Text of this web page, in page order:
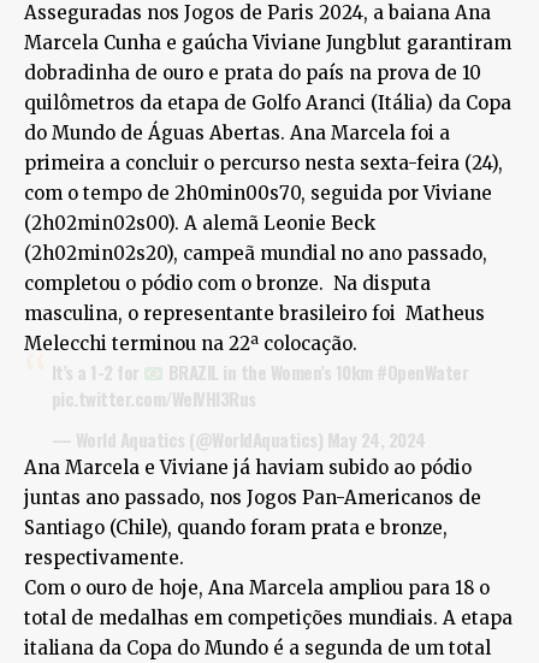
Asseguradas nos Jogos de Paris 2024, a baiana Ana
Marcela Cunha e gaúcha Viviane Jungblut garantiram
dobradinha de ouro e prata do país na prova de 10
quilômetros da etapa de Golfo Aranci (Itália) da Copa
do Mundo de Águas Abertas. Ana Marcela foi a
primeira a concluir o percurso nesta sexta-feira (24),
com o tempo de 2h0min00s70, seguida por Viviane
(2h02min02s00). A alemã Leonie Beck
(2h02min02s20), campeã mundial no ano passado,
completou o pódio com o bronze. Na disputa
masculina, o representante brasileiro foi Matheus
Melecchi terminou na 22ª colocação.
It’s a 1-2 for BRAZIL in the Women’s 10km #OpenWater
pic.twitter.com/WelVHI3Rus
— World Aquatics (@WorldAquatics) May 24, 2024
Ana Marcela e Viviane já haviam subido ao pódio
juntas ano passado, nos Jogos Pan-Americanos de
Santiago (Chile), quando foram prata e bronze,
respectivamente.
Com o ouro de hoje, Ana Marcela ampliou para 18 o
total de medalhas em competições mundiais. A etapa
italiana da Copa do Mundo é a segunda de um total